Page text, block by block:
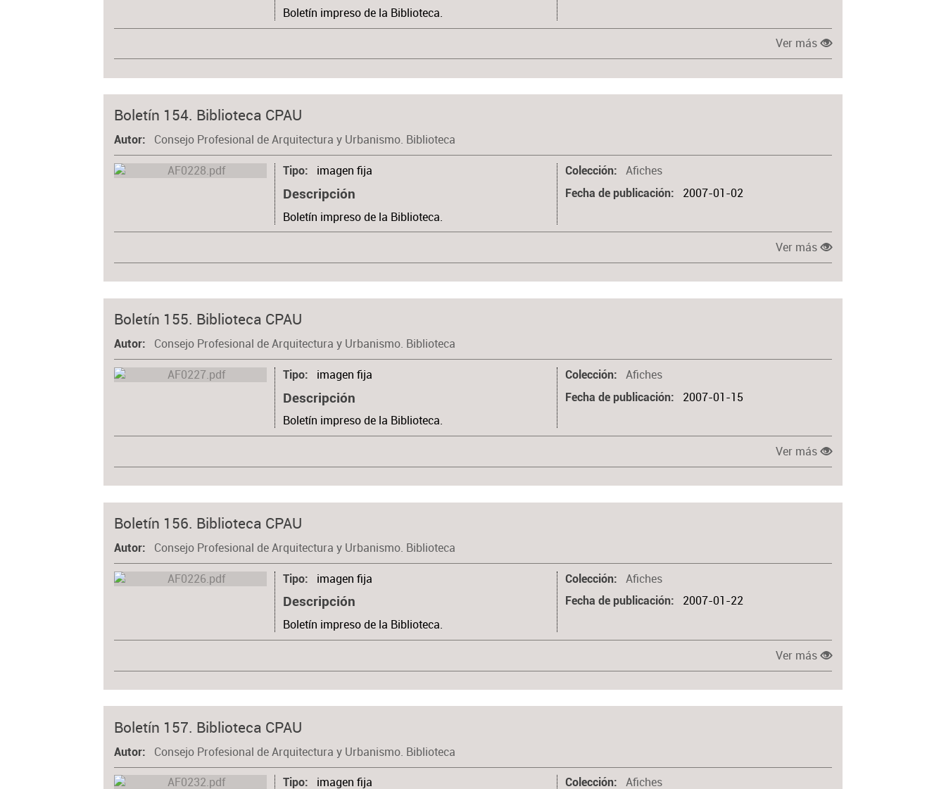
Boletín impreso de la Biblioteca.
Ver más
Boletín 154. Biblioteca CPAU
Autor Consejo Profesional de Arquitectura y Urbanismo. Biblioteca
Tipo imagen fija
Descripción
Boletín impreso de la Biblioteca.
Colección Afiches
Fecha de publicación 2007-01-02
Ver más
Boletín 155. Biblioteca CPAU
Autor Consejo Profesional de Arquitectura y Urbanismo. Biblioteca
Tipo imagen fija
Descripción
Boletín impreso de la Biblioteca.
Colección Afiches
Fecha de publicación 2007-01-15
Ver más
Boletín 156. Biblioteca CPAU
Autor Consejo Profesional de Arquitectura y Urbanismo. Biblioteca
Tipo imagen fija
Descripción
Boletín impreso de la Biblioteca.
Colección Afiches
Fecha de publicación 2007-01-22
Ver más
Boletín 157. Biblioteca CPAU
Autor Consejo Profesional de Arquitectura y Urbanismo. Biblioteca
Tipo imagen fija Colección Afiches